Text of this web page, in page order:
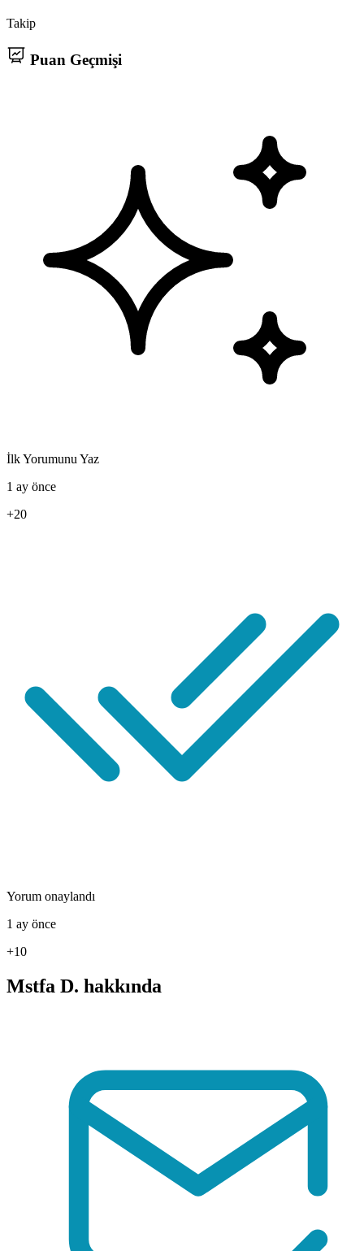
Takip
Puan Geçmişi
İlk Yorumunu Yaz
1 ay önce
+20
Yorum onaylandı
1 ay önce
+10
Mstfa D. hakkında